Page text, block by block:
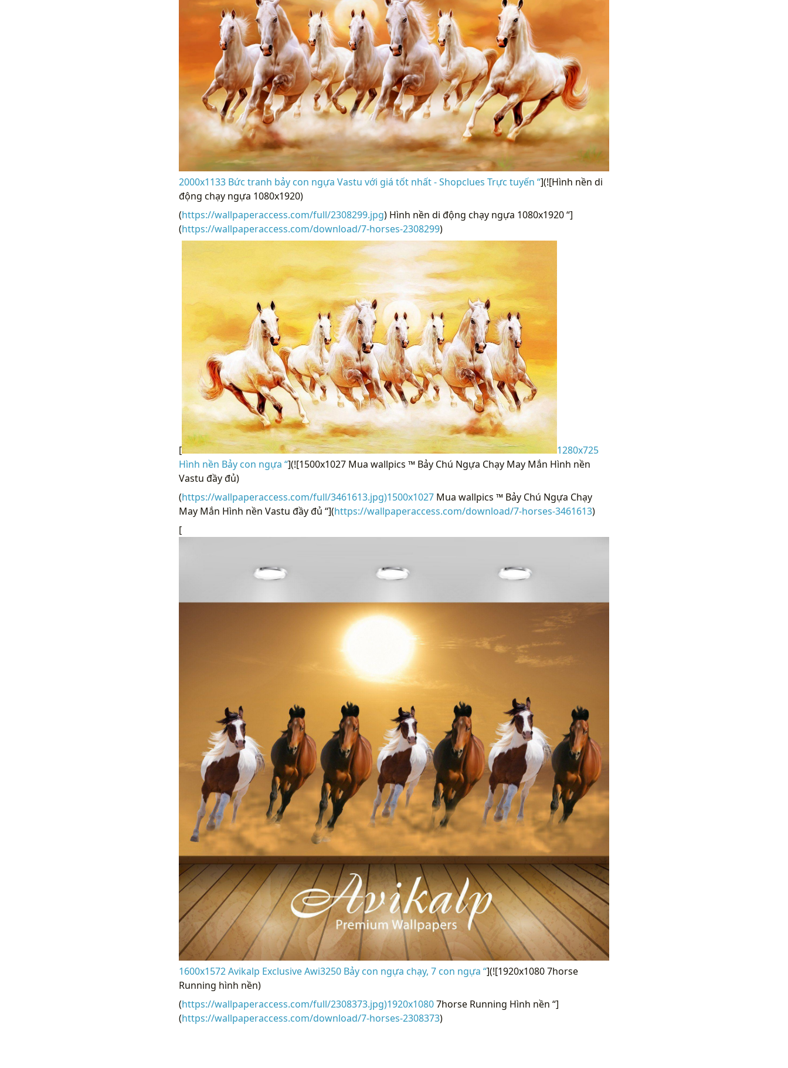
2000x1133 Bức tranh bảy con ngựa Vastu với giá tốt nhất - Shopclues Trực tuyến “](![Hình nền di
động chạy ngựa 1080x1920)
(https://wallpaperaccess.com/full/2308299.jpg) Hình nền di động chạy ngựa 1080x1920 “]
(https://wallpaperaccess.com/download/7-horses-2308299)
[
1280x725
Hình nền Bảy con ngựa “](![1500x1027 Mua wallpics ™ Bảy Chú Ngựa Chạy May Mắn Hình nền
Vastu đầy đủ)
(https://wallpaperaccess.com/full/3461613.jpg)1500x1027Mua wallpics ™ Bảy Chú Ngựa Chạy
May Mắn Hình nền Vastu đầy đủ “](https://wallpaperaccess.com/download/7-horses-3461613)
[
1600x1572 Avikalp Exclusive Awi3250 Bảy con ngựa chạy, 7 con ngựa “](![1920x1080 7horse
Running hình nền)
(https://wallpaperaccess.com/full/2308373.jpg)1920x10807horse Running Hình nền “]
(https://wallpaperaccess.com/download/7-horses-2308373)